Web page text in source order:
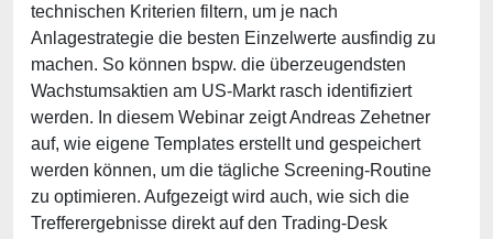
technischen Kriterien filtern, um je nach
Anlagestrategie die besten Einzelwerte ausfindig zu
machen. So können bspw. die überzeugendsten
Wachstumsaktien am US-Markt rasch identifiziert
werden. In diesem Webinar zeigt Andreas Zehetner
auf, wie eigene Templates erstellt und gespeichert
werden können, um die tägliche Screening-Routine
zu optimieren. Aufgezeigt wird auch, wie sich die
Trefferergebnisse direkt auf den Trading-Desk